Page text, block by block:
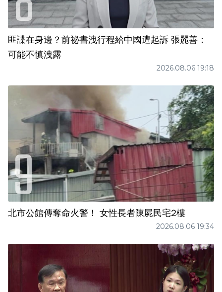
匪諜在身邊？前祕書洩行程給中國遭起訴 張麗善：
可能不慎洩露
2026.08.06 19:18
北市公館傳奪命火警！ 女性長者陳屍民宅2樓
2026.08.06 19:34